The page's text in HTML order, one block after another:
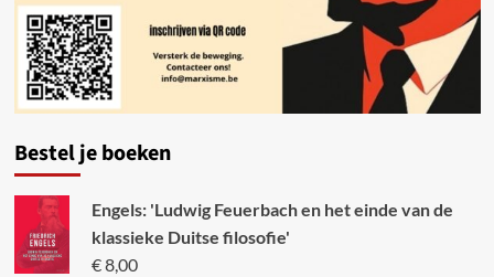
Bestel je boeken
Engels: 'Ludwig Feuerbach en het einde van de
klassieke Duitse filosofie'
€8,00